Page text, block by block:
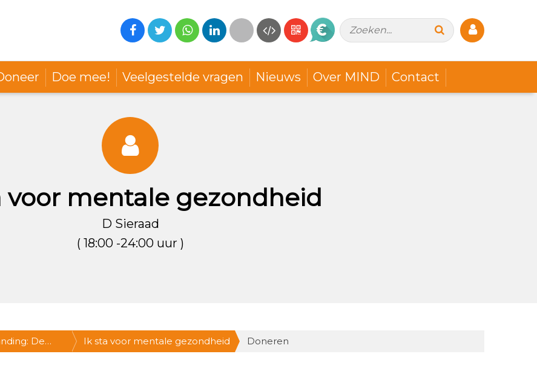
Zoeken...
Doe mee! Veelgestelde vragen Nieuws Over MIND Contact
voor mentale gezondheid
D Sieraad
( 18:00 -24:00 uur )
De
Ik sta voor mentale gezondheid Doneren